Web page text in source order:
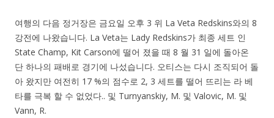
여행의 다음 정거장은 금요일 오후 3 위 La Veta Redskins와의 8
강전에 나왔습니다. La Veta는 Lady Redskins가 최종 세트 인
State Champ, Kit Carson에 떨어 졌을 때 8 월 31 일에 돌아온
단 하나의 패배로 경기에 나섰습니다. 오티스는 다시 조직되어 돌
아 왔지만 여전히 17 %의 점수로 2, 3 세트를 떨어 뜨리는 라 베
타를 극복 할 수 없었다.. 및 Turnyanskiy, M. 및 Valovic, M. 및
Vann, R.